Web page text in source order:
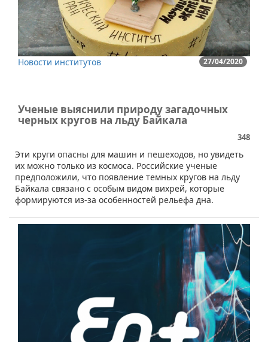
27/04/2020
Новости институтов
Ученые выяснили природу загадочных
черных кругов на льду Байкала
348
Эти круги опасны для машин и пешеходов, но увидеть
их можно только из космоса. Российские ученые
предположили, что появление темных кругов на льду
Байкала связано с особым видом вихрей, которые
формируются из-за особенностей рельефа дна.